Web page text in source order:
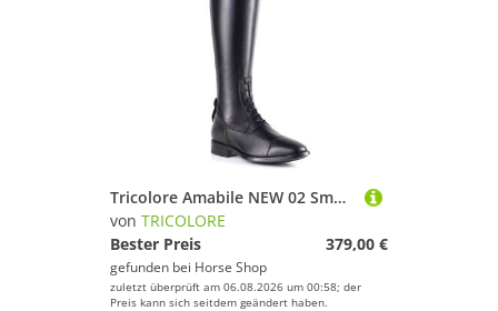
Tricolore Amabile NEW 02 Smooth Glattleder Reitstiefel by DeNiro
von TRICOLORE
Bester Preis
379,00 €
gefunden bei Horse Shop
zuletzt überprüft am 06.08.2026 um 00:58; der
Preis kann sich seitdem geändert haben.